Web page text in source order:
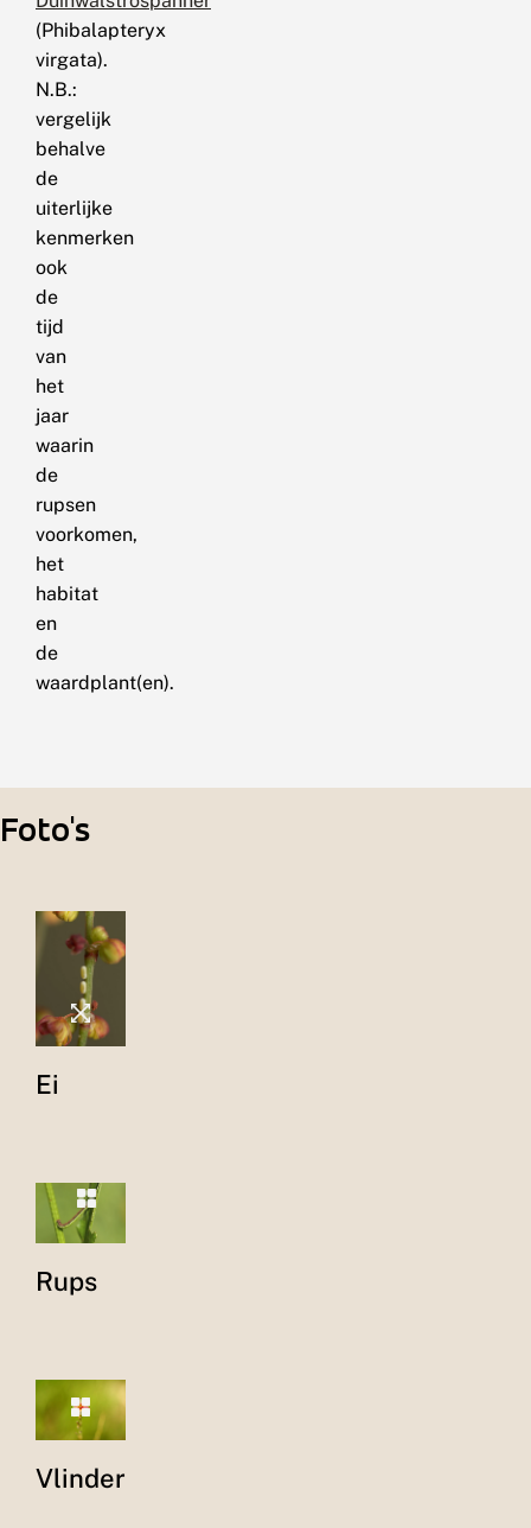
(Phibalapteryx
virgata).
N.B.:
vergelijk
behalve
de
uiterlijke
kenmerken
ook
de
tijd
van
het
jaar
waarin
de
rupsen
voorkomen,
het
habitat
en
de
waardplant(en).
Foto's
Ei
Rups
Vlinder